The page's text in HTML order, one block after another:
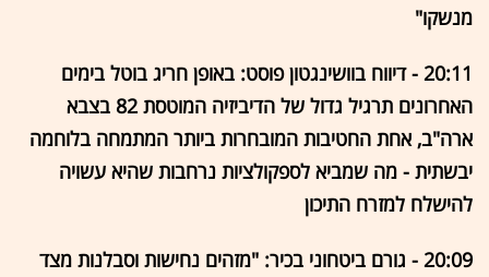
מנשקו"
20:11 - דיווח בוושינגטון פוסט: באופן חריג בוטל בימים
האחרונים תרגיל גדול של הדיביזיה המוטסת 82 בצבא
ארה"ב, אחת החטיבות המובחרות ביותר המתמחה בלוחמה
יבשתית - מה שמביא לספקולציות נרחבות שהיא עשויה
להישלח למזרח התיכון
20:09 - גורם ביטחוני בכיר: "מזהים נחישות וסבלנות מצד